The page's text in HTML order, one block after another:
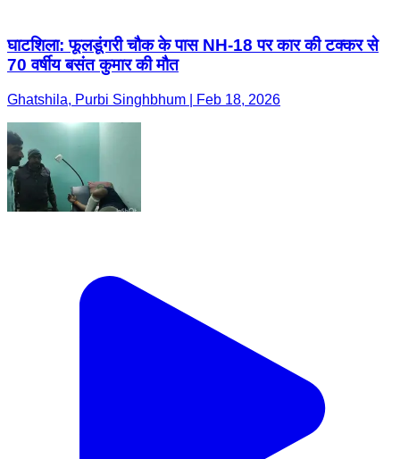
घाटशिला: फूलडूंगरी चौक के पास NH-18 पर कार की टक्कर से
70 वर्षीय बसंत कुमार की मौत
Ghatshila, Purbi Singhbhum | Feb 18, 2026